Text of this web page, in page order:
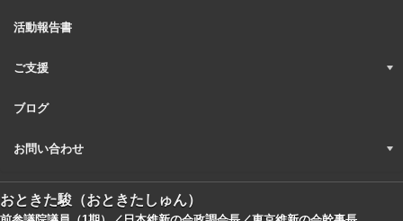
活動報告書
ご支援
ブログ
お問い合わせ
おときた駿（おときたしゅん）